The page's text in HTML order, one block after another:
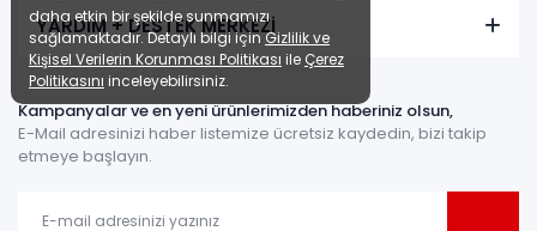
YARDIM + DESTEK MERKEZİ
Kampanyalar ve en yeni ürünlerimizden haberiniz olsun,
E-Mail adresinizi haber listemize ücretsiz kaydedin, bizi takip
etmeye başlayın.
daha etkin bir şekilde sunmamızı
sağlamaktadır. Detaylı bilgi içinGizlilik ve
Kişisel Verilerin Korunması Politikası ile Çerez
Politikasını inceleyebilirsiniz.